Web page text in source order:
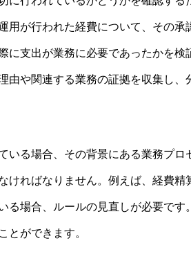
用が行われた経費について、その承
に支出が業務に必要であったかを検
由や関連する業務の証拠を収集し、
いる場合、その背景にある業務プロ
ければなりません。例えば、経費精
る場合、ルールの見直しが必要です
とができます。